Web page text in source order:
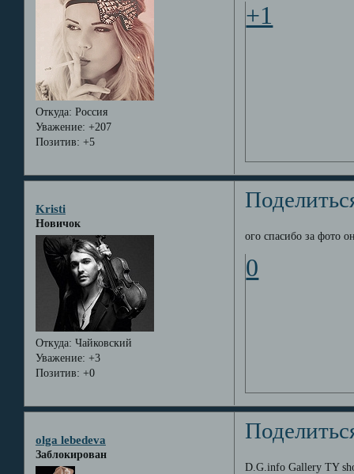
Откуда: Россия
Уважение: +207
Позитив: +5
+1
Kristi
Новичок
Откуда: Чайковский
Уважение: +3
Позитив: +0
ого спасибо за фото
0
olga lebedeva
Заблокирован
D.G.info Gallery TY